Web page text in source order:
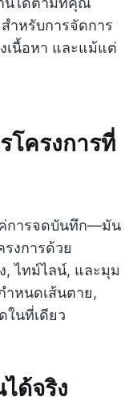
ำหรับการจัดการ
เนื้อหา และแม้แต่
โครงการที่
ค่การจดบันทึก—มัน
งการด้วย
ไทม์ไลน์, และมุม
ำหนดเส้นตาย,
นที่เดียว
ด้จริง